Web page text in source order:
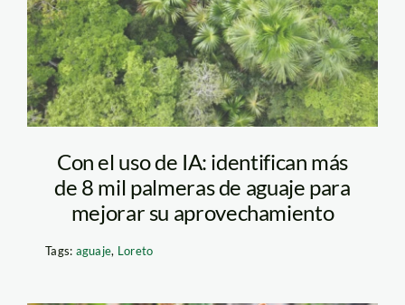
Con el uso de IA: identifican más
de 8 mil palmeras de aguaje para
mejorar su aprovechamiento
Tags: aguaje, Loreto